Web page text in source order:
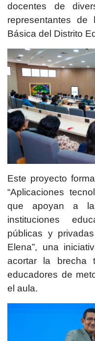
docentes de
representantes
Básica del Distrito
Este proyecto
“Aplicaciones
que apoyan a
instituciones
públicas y
Elena”, una
acortar la brecha
educadores de
el aula.